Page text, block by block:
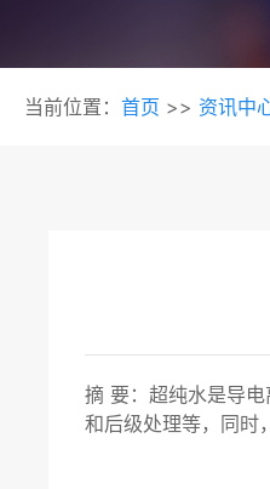
当前位置： 首页 >> 资讯中
摘 要：超纯水是导
和后级处理等，同时